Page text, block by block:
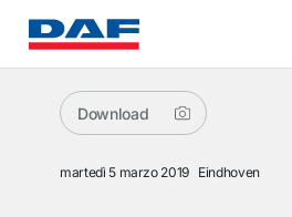
Download
martedì 5 marzo 2019 Eindhoven